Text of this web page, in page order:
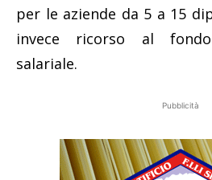
per le aziende da 5 a 15
invece ricorso al
salariale.
Pubblicità